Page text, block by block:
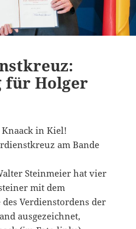
für Holger
in Kiel!
am Bande
Steinmeier hat vier
mit dem
Verdienstordens der
ausgezeichnet,